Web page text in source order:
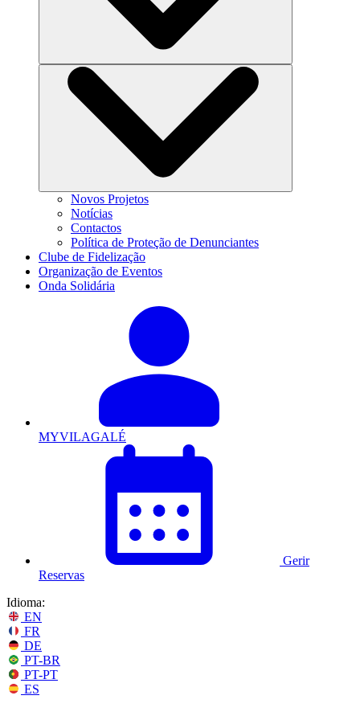
Novos Projetos
Notícias
Contactos
Política de Proteção de Denunciantes
Clube de Fidelização
Organização de Eventos
Onda Solidária
MYVILAGALÉ
Gerir
Reservas
Idioma:
EN
FR
DE
PT-BR
PT-PT
ES